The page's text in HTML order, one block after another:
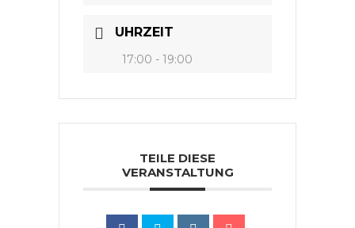
UHRZEIT
17:00 - 19:00
TEILE DIESE
VERANSTALTUNG